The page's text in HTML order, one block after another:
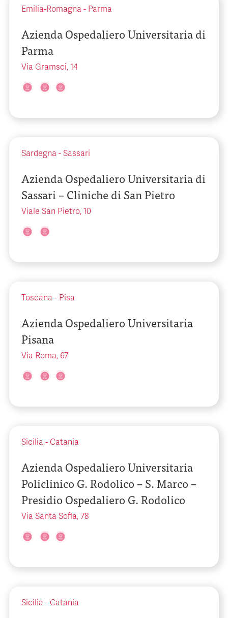
Emilia-Romagna - Parma
Azienda Ospedaliero Universitaria di
Parma
Via Gramsci, 14
Sardegna - Sassari
Azienda Ospedaliero Universitaria di
Sassari – Cliniche di San Pietro
Viale San Pietro, 10
Toscana - Pisa
Azienda Ospedaliero Universitaria
Pisana
Via Roma, 67
Sicilia - Catania
Azienda Ospedaliero Universitaria
Policlinico G. Rodolico – S. Marco –
Presidio Ospedaliero G. Rodolico
Via Santa Sofia, 78
Sicilia - Catania